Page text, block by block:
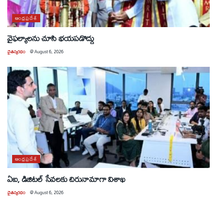
ఆంధ్రప్రదేశ్
వైఫల్యాలను చూసి భయపడొద్దు
చైతన్యరధం @August 6, 2026
ఆంధ్రప్రదేశ్
ఏఐ, డిజిటల్ సేవలకు చిరునామాగా విశాఖ
చైతన్యరధం @August 6, 2026